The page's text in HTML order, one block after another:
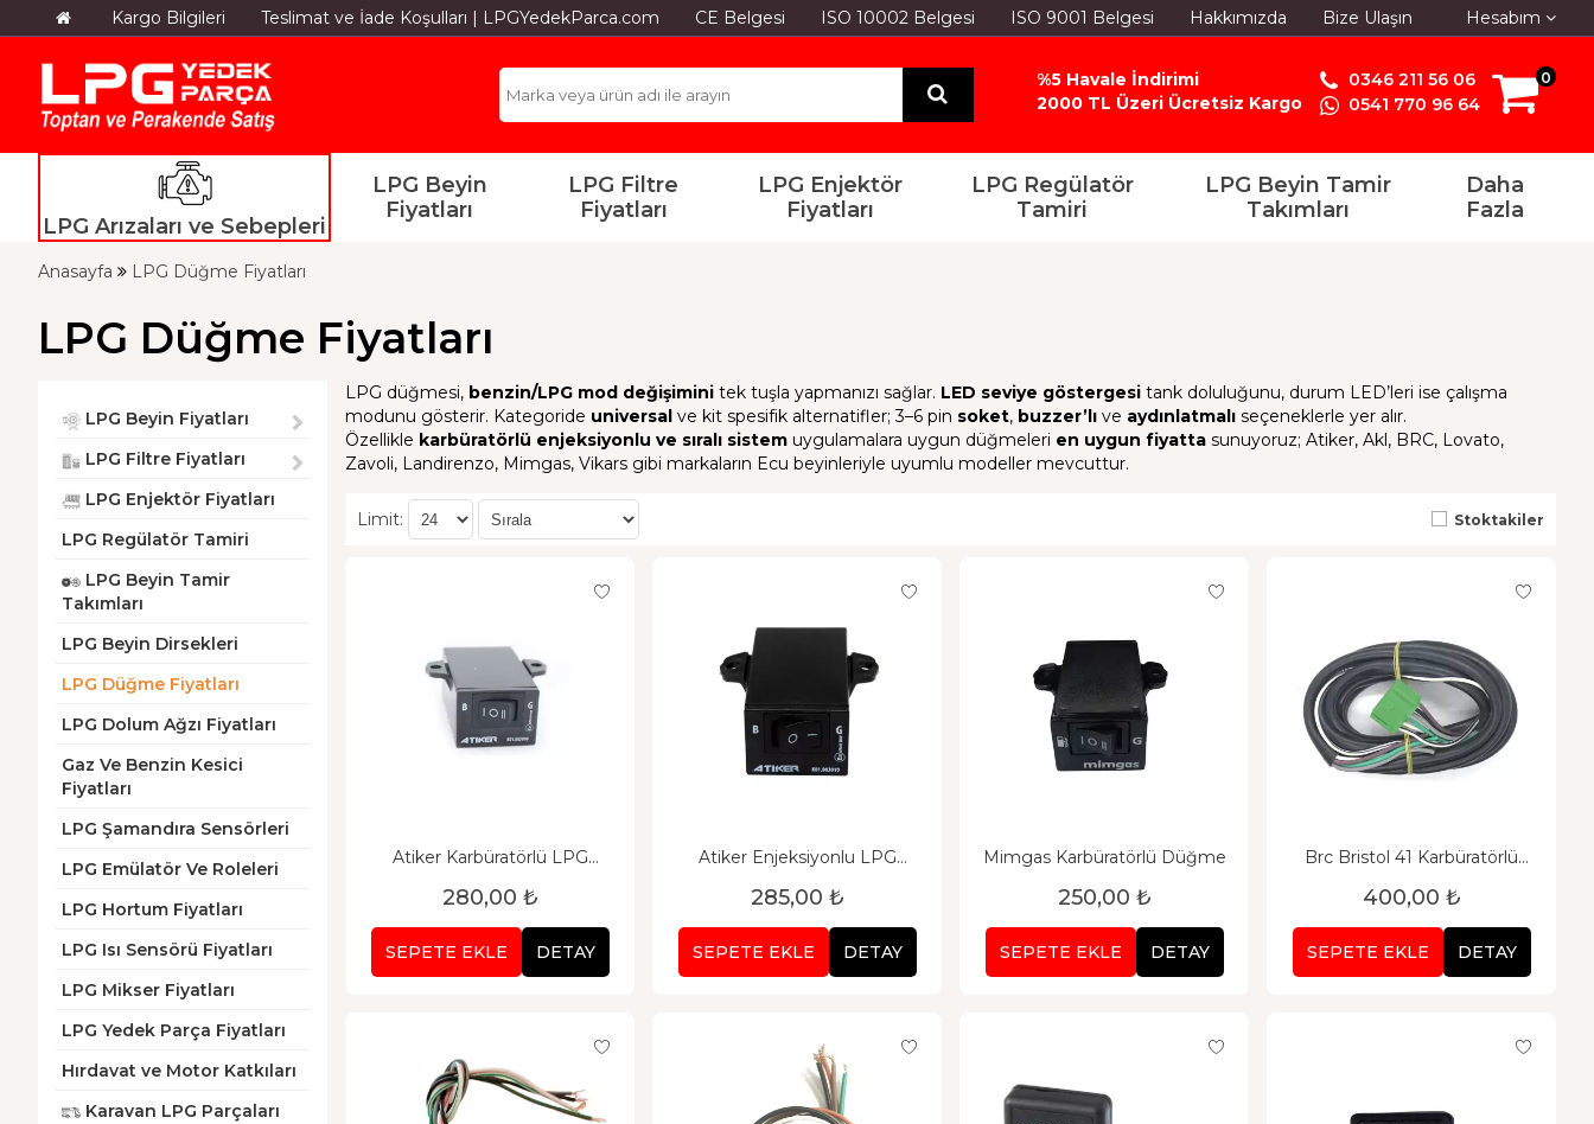
Kargo Bilgileri Teslimat ve İade Koşulları | LPGYedekParca.com CE Belgesi ISO 10002 Belgesi ISO 9001 Belgesi Hakkımızda Bize Ulaşın Hesabım
%5 Havale İndirimi
2000 TL Üzeri Ücretsiz Kargo
0346 211 56 06
0541 770 96 64
0
LPG Arızaları ve Sebepleri
LPG Beyin
Fiyatları
LPG Filtre
Fiyatları
LPG Enjektör
Fiyatları
LPG Regülatör
Tamiri
LPG Beyin Tamir
Takımları
Daha
Fazla
Anasayfa LPG Düğme Fiyatları
LPG Düğme Fiyatları
LPG Beyin Fiyatları
LPG Filtre Fiyatları
LPG Enjektör Fiyatları
LPG Regülatör Tamiri
LPG Beyin Tamir
Takımları
LPG Beyin Dirsekleri
LPG Düğme Fiyatları
LPG Dolum Ağzı Fiyatları
Gaz Ve Benzin Kesici
Fiyatları
LPG Şamandıra Sensörleri
LPG Emülatör Ve Roleleri
LPG Hortum Fiyatları
LPG Isı Sensörü Fiyatları
LPG Mikser Fiyatları
LPG Yedek Parça Fiyatları
Hırdavat ve Motor Katkıları
Karavan LPG Parçaları
LPG düğmesi, benzin/LPG mod değişimini tek tuşla yapmanızı sağlar. LED seviye göstergesi tank doluluğunu, durum LED’leri ise çalışma
modunu gösterir. Kategoride universal ve kit spesifik alternatifler; 3–6 pin soket, buzzer’lı ve aydınlatmalı seçeneklerle yer alır.
Özellikle karbüratörlü enjeksiyonlu ve sıralı sistem uygulamalara uygun düğmeleri en uygun fiyatta sunuyoruz; Atiker, Akl, BRC, Lovato,
Zavoli, Landirenzo, Mimgas, Vikars gibi markaların Ecu beyinleriyle uyumlu modeller mevcuttur.
Limit: Stoktakiler
Atiker Karbüratörlü LPG
280,00 ₺
SEPETE EKLE DETAY
Atiker Enjeksiyonlu LPG
285,00 ₺
SEPETE EKLE DETAY
Mimgas Karbüratörlü Düğme
250,00 ₺
SEPETE EKLE DETAY
Brc Bristol 41 Karbüratörlü
400,00 ₺
SEPETE EKLE DETAY